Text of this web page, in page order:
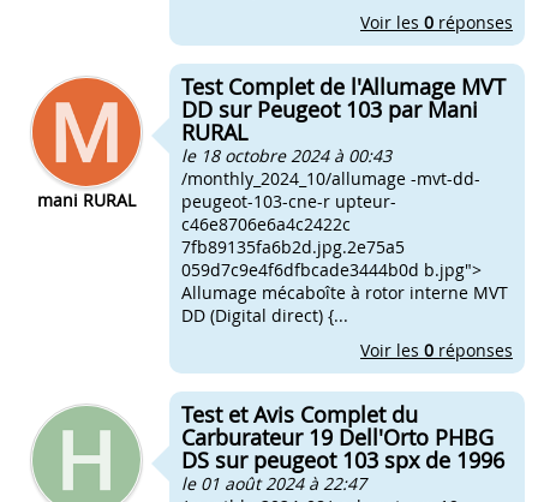
Voir les 0 réponses
mani RURAL
Test Complet de l'Allumage MVT
DD sur Peugeot 103 par Mani
RURAL
le 18 octobre 2024 à 00:43
/monthly_2024_10/allumage -mvt-dd-
peugeot-103-cne-r upteur-
c46e8706e6a4c2422c
7fb89135fa6b2d.jpg.2e75a5
059d7c9e4f6dfbcade3444b0d b.jpg">
Allumage mécaboîte à rotor interne MVT
DD (Digital direct) {...
Voir les 0 réponses
Test et Avis Complet du
Carburateur 19 Dell'Orto PHBG
DS sur peugeot 103 spx de 1996
le 01 août 2024 à 22:47